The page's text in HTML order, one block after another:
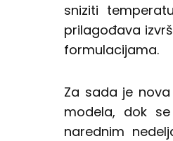
sniziti
prilagođava
formulacijama.
Za sada je
modela, dok
narednim